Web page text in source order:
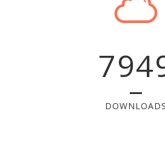
DOWNLOADS